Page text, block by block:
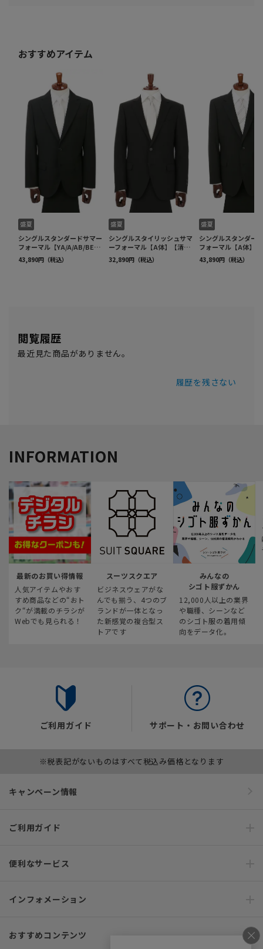
閲覧履歴
最近見た商品がありません。
履歴を残さない
INFORMATION
最新のお買い得情報
人気アイテムやおす
すめ商品などの“おト
ク“が満載のチラシが
Webでも見られる！
スーツスクエア
ビジネスウェアがな
んでも揃う、4つのブ
ランドが一体となっ
た新感覚の複合型ス
トアです
みんなの
シゴト服ずかん
12,000人以上の業界
や職種、シーンなど
のシゴト服の着用傾
向をデータ化。
ご利用ガイド サポート・お問い合わせ
※税表記がないものはすべて税込み価格となります
キャンペーン情報
ご利用ガイド
便利なサービス
インフォメーション
おすすめコンテンツ